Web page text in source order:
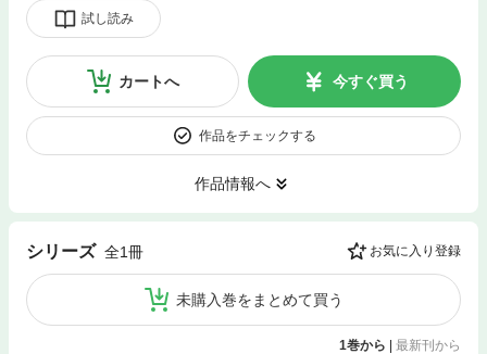
試し読み
カートへ 今すぐ買う
作品をチェックする
作品情報へ
シリーズ 全1冊 お気に入り登録
未購入巻をまとめて買う
1巻から | 最新刊から